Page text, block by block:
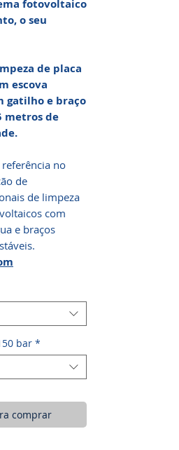
fotovoltaico
o seu
de placa
escova
gatilho e braço
metros de
referência no
de
de limpeza
com
e braços
bar *
comprar